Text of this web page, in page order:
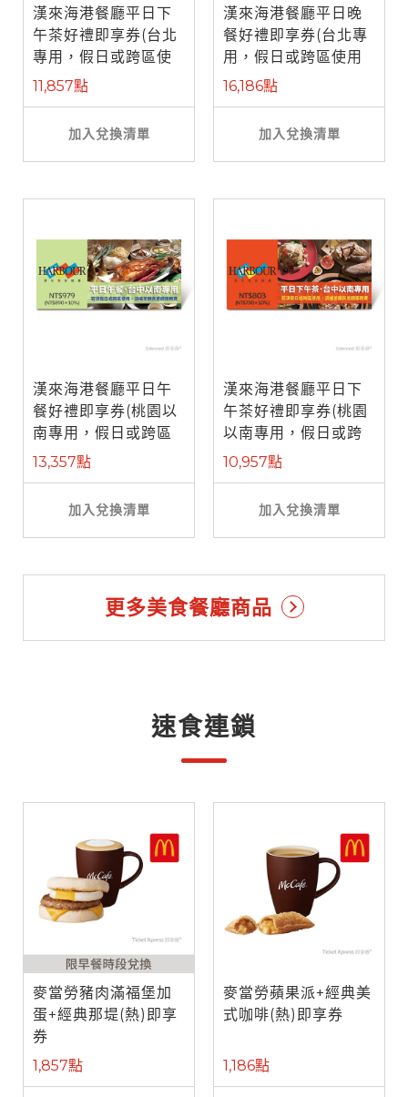
漢來海港餐廳平日下
午茶好禮即享券(台北
專用，假日或跨區使
用需補差額)
11,857點
加入兌換清單
漢來海港餐廳平日晚
餐好禮即享券(台北專
用，假日或跨區使用
需補差額)
16,186點
加入兌換清單
漢來海港餐廳平日午
餐好禮即享券(桃園以
南專用，假日或跨區
使用補需差 ...
13,357點
加入兌換清單
漢來海港餐廳平日下
午茶好禮即享券(桃園
以南專用，假日或跨
區使用補需 ...
10,957點
加入兌換清單
更多美食餐廳商品
速食連鎖
麥當勞豬肉滿福堡加
蛋+經典那堤(熱)即享
券
1,857點
麥當勞蘋果派+經典美
式咖啡(熱)即享券
1,186點